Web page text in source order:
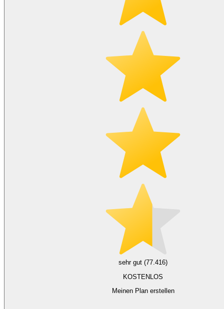
sehr gut (77.416)
KOSTENLOS
Meinen Plan erstellen